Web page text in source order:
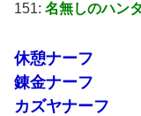
151: 名無しのハン
休憩ナーフ
錬金ナーフ
カズヤナーフ